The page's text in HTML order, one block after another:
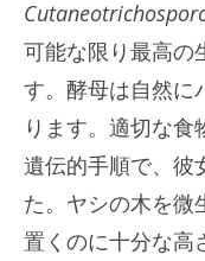
可能な限り最高の
す。酵母は自然に
ります。適切な
遺伝的手順で、彼
た。ヤシの木を微
置くのに十分な高